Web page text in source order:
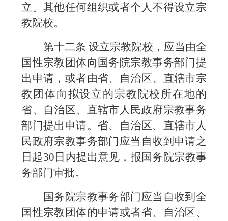
立。其他任何组织或者个人不得设立宗
教院校。
第十二条 设立宗教院校，应当由全
国性宗教团体向国务院宗教事务部门提
出申请，或者由省、自治区、直辖市宗
教团体向拟设立的宗教院校所在地的
省、自治区、直辖市人民政府宗教事务
部门提出申请。省、自治区、直辖市人
民政府宗教事务部门应当自收到申请之
日起30 日内提出意见，报国务院宗教事
务部门审批。
国务院宗教事务部门应当自收到全
国性宗教团体的申请或者省、自治区、